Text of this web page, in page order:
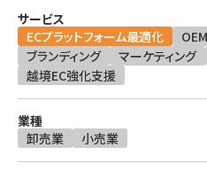
サービス
ECプラットフォーム最適化
ブランディング
マーケティング
越境EC強化支援
業種
卸売業
小売業